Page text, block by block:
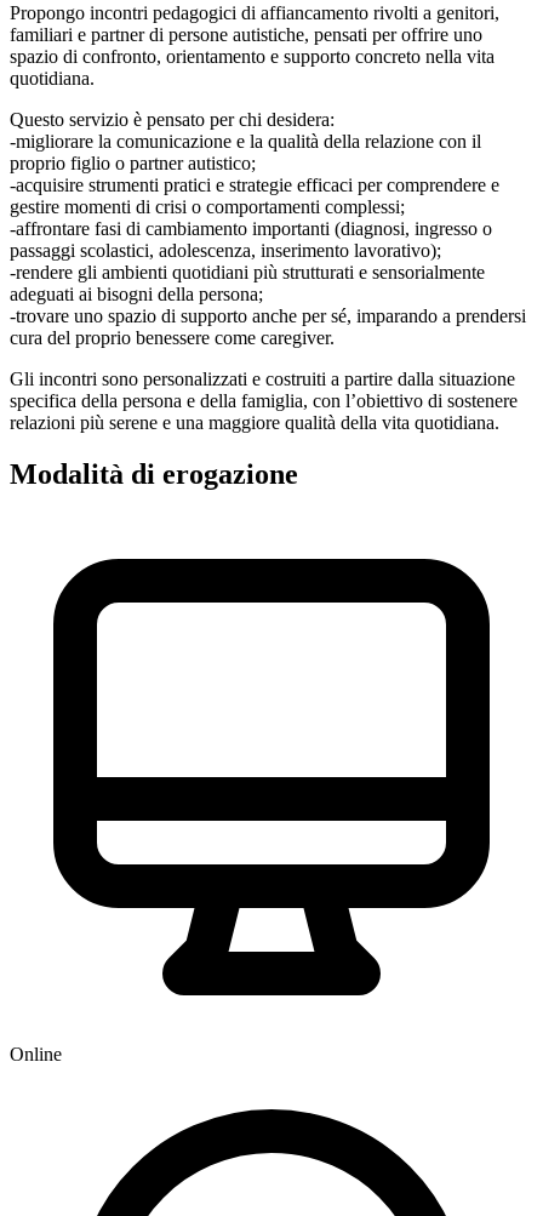
Propongo incontri pedagogici di affiancamento rivolti a genitori,
familiari e partner di persone autistiche, pensati per offrire uno
spazio di confronto, orientamento e supporto concreto nella vita
quotidiana.
Questo servizio è pensato per chi desidera:
-migliorare la comunicazione e la qualità della relazione con il
proprio figlio o partner autistico;
-acquisire strumenti pratici e strategie efficaci per comprendere e
gestire momenti di crisi o comportamenti complessi;
-affrontare fasi di cambiamento importanti (diagnosi, ingresso o
passaggi scolastici, adolescenza, inserimento lavorativo);
-rendere gli ambienti quotidiani più strutturati e sensorialmente
adeguati ai bisogni della persona;
-trovare uno spazio di supporto anche per sé, imparando a prendersi
cura del proprio benessere come caregiver.
Gli incontri sono personalizzati e costruiti a partire dalla situazione
specifica della persona e della famiglia, con l’obiettivo di sostenere
relazioni più serene e una maggiore qualità della vita quotidiana.
Modalità di erogazione
Online